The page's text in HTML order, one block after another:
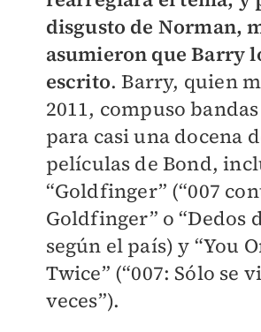
disgusto de Norman,
asumieron que Barry
escrito. Barry, quien
2011, compuso
para casi una docena
películas de Bond,
“Goldfinger” (“007
Goldfinger” o “Dedos
según el país) y “You
Twice” (“007: Sólo se
veces”).